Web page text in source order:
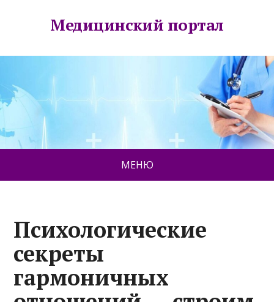
Медицинский портал
МЕНЮ
Психологические
секреты
гармоничных